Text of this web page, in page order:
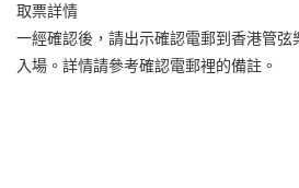
取票詳情
一經確認後，請出示確認電郵到香港管
入場。詳情請參考確認電郵裡的備註。